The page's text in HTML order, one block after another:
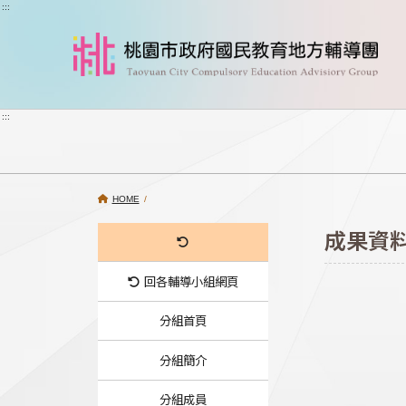
跳到主要內容
:::
:::
HOME /
回各輔導小組網頁
分組首頁
分組簡介
分組成員
成果資